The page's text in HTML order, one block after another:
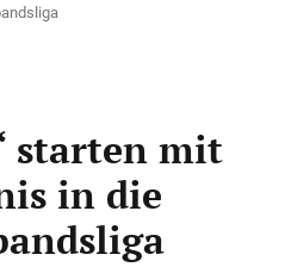
starten mit
in die